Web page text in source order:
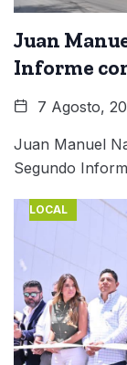
Juan
Informe
7 Agosto,
Juan Manuel
Segundo
LOCAL